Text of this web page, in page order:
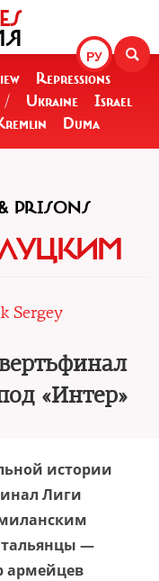
РУ
Repressions
/ Ukraine
Israel
Duma
PRISONS
Sergey
«Интер»
истории
Лиги
миланским
—
армейцев